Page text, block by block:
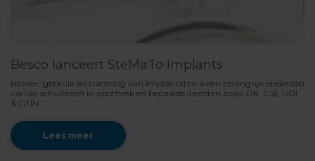
Besco lanceert SteMaTo Implants
Beheer, gebruik en tracering van implantaten is een belangrijk onderdeel
van de activiteiten in apotheek en bepaalde diensten zoals OK. GS1, UDI
& GTIN ...
Lees meer